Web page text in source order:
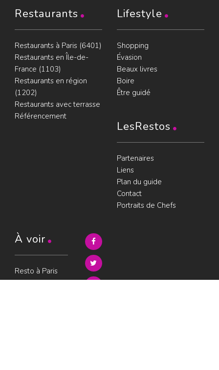
Restaurants
Restaurants à Paris (6401)
Restaurants en Île-de-
France (1103)
Restaurants en région
(1202)
Restaurants avec terrasse
Référencement
Lifestyle
Shopping
Évasion
Beaux livres
Boire
Être guidé
LesRestos
Partenaires
Liens
Plan du guide
Contact
Portraits de Chefs
À voir
Resto à Paris
Paris gourmand